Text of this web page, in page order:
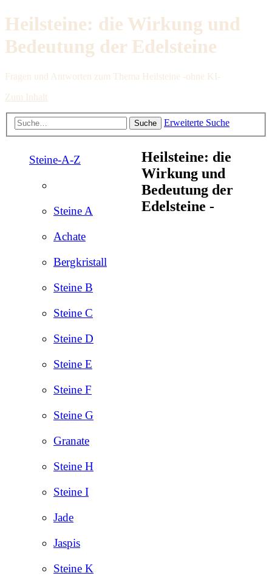
Heilsteine: die Wirkung und
Bedeutung der Edelsteine
Fragen und Antworten zum Thema Heilsteine -ohne KI-
Zum Inhalt
Suche Erweiterte Suche
Steine-A-Z
Steine A
Achate
Bergkristall
Steine B
Steine C
Steine D
Steine E
Steine F
Steine G
Granate
Steine H
Steine I
Jade
Jaspis
Steine K
Heilsteine: die
Wirkung und
Bedeutung der
Edelsteine -